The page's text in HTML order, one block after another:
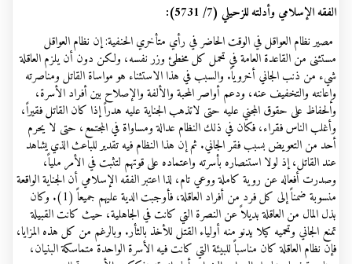
الفقه الإسلامي وأدلته للزحيلي (7/ 5731):
مصير نظام العواقل في الوقت الحاضر في رأي متأخري الحنفية: إن نظام العواقل
مستثنى من القاعدة العامة في تحمل كل مخطئ وزر نفسه، ولكن دون أن يلزم العاقلة
شيء من ذنب الجاني أخروياً. والسبب في هذا الاستثناء هو مواساة القاتل ومناصرته
وإعانته والتخفيف عنه، ودعم أواصر المحبة والألفة والإصلاح بين أفراد الأسرة،
والحفاظ على حقوق المجني عليه حتى لاتذهب الجناية عليه هدراً إذا كان القاتل فقيراً،
وأغلب الناس فقراء، فكان في ذلك النظام عدالة ومساواة في المجتمع، حتى لا يحرم
أحد من التعويض بسبب فقر الجاني. ثم إن هذا النظام فيه تقدير للباعث الذي يشاهد
عند القاتل، إذ لولا استنصاره بأسرته واعتماده على قوتهم لتثبت في الأمر ملياً،
وصدرت أفعاله عن روية كاملة ووعي تام، لذا اعتبر الفقه الإسلامي أن الجناية الواقعة
منسوبة ضمناً إلى كل فرد من أفراد العاقلة، فأوجبت الدية عليهم جميعاً (1). وكان
بذل المال من العاقلة بديلاً عن النصرة التي كانت في الجاهلية، حيث كانت القبيلة
تمنع الجاني وتحميه كيلا يدنو منه أولياء القتل للأخذ بالثأر. وبالرغم من كل هذه المزايا،
فإن نظام العاقلة كان مناسباً للبيئة التي كانت فيه الأسرة الواحدة متماسكة البنيان،